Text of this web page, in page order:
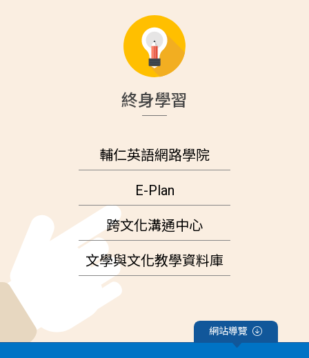
終身學習
輔仁英語網路學院
E-Plan
跨文化溝通中心
文學與文化教學資料庫
網站導覽